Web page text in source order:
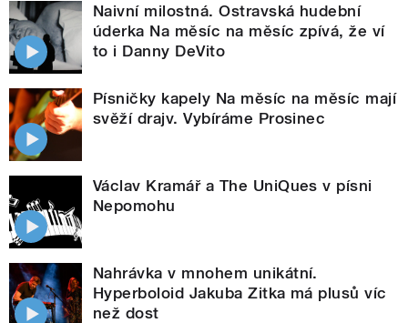
Naivní milostná. Ostravská hudební
úderka Na měsíc na měsíc zpívá, že ví
to i Danny DeVito
Písničky kapely Na měsíc na měsíc mají
svěží drajv. Vybíráme Prosinec
Václav Kramář a The UniQues v písni
Nepomohu
Nahrávka v mnohem unikátní.
Hyperboloid Jakuba Zitka má plusů víc
než dost